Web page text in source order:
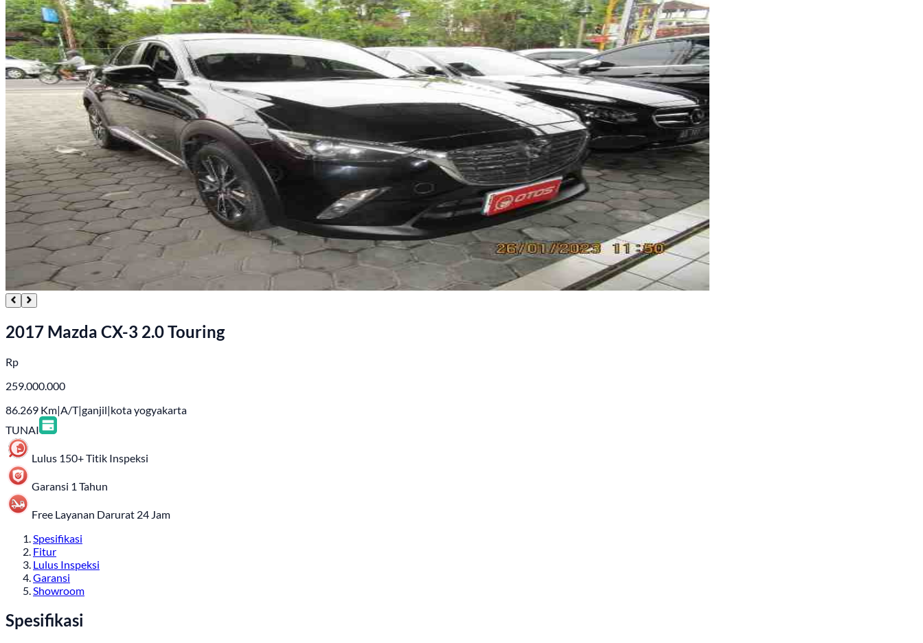
2017 Mazda CX-3 2.0 Touring
Rp
259.000.000
86.269 Km|A/T|ganjil|kota yogyakarta
TUNAI
Lulus 150+ Titik Inspeksi
Garansi 1 Tahun
Free Layanan Darurat 24 Jam
Spesifikasi
Fitur
Lulus Inspeksi
Garansi
Showroom
Spesifikasi